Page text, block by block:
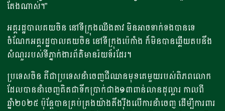
តែងណាស់។”
អគ្គរដ្ឋបាលគយចិន នៅទីក្រុងឈីងតាវ មិនអាចទាក់ទងបានទេ
ចំណែកអគ្គរដ្ឋបាលគយចិន នៅទីក្រុងប៉េកាំង ក៏មិនបានឆ្លើយតបនឹង
សំណួររបស់ទីភ្នាក់ងារព័ត៌មានរ៉យទ័រដែរ។
ប្រទេសចិន គឺជាប្រទេសនាំចេញជីឈានមុខគេមួយរបស់ពិភពលោក
ដែលបាននាំចេញគិតជាទឹកប្រាក់ជាង១៣ពាន់លានដុល្លារ កាលពី
ឆ្នាំ២០២៥ ប៉ុន្តែបានគ្រប់គ្រងយ៉ាងតឹងរ៉ឹងលើការនាំចេញ ដើម្បីការពារ